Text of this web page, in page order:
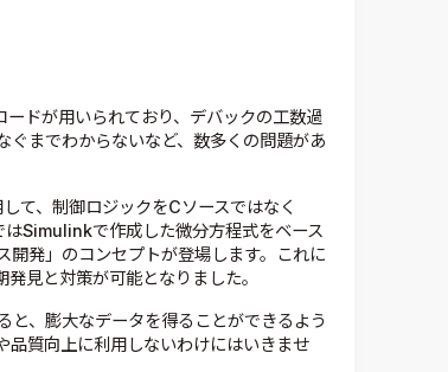
ードが用いられており、デバックの工数過
ぐまでわからないなど、数多くの問題があ
て、制御ロジックをCソースではなく
Simulinkで作成した微分方程式をベース
開発」のコンセプトが登場します。これに
見と対策が可能となりました。
と、膨大なデータを得ることができるよう
品質向上に利用しないわけにはいきませ